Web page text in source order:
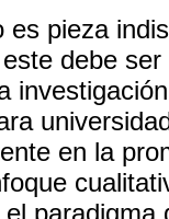
es pieza
debe
en la